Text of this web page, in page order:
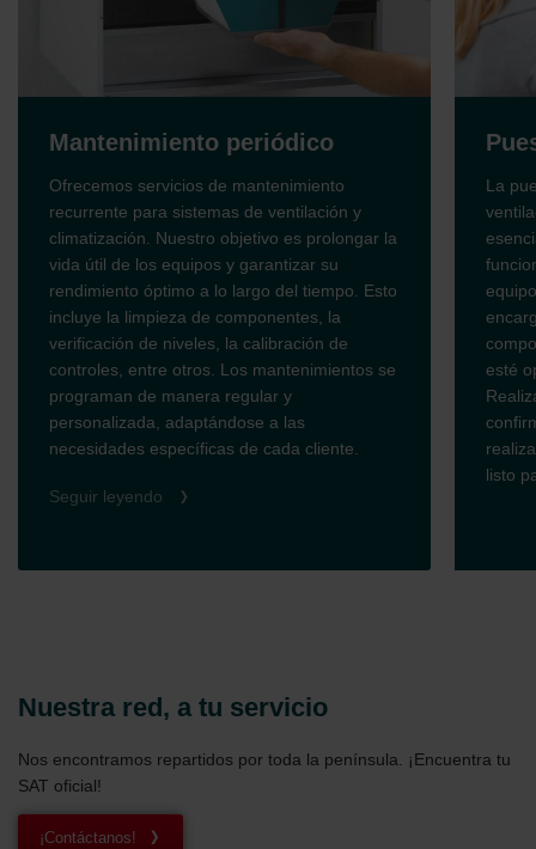
Mantenimiento periódico
Ofrecemos servicios de mantenimiento
recurrente para sistemas de ventilación y
climatización. Nuestro objetivo es prolongar la
vida útil de los equipos y garantizar su
rendimiento óptimo a lo largo del tiempo. Esto
incluye la limpieza de componentes, la
verificación de niveles, la calibración de
controles, entre otros. Los mantenimientos se
programan de manera regular y
personalizada, adaptándose a las
necesidades específicas de cada cliente.
Seguir leyendo
La
esté
listo
Nuestra red, a tu servicio
Nos encontramos repartidos por toda la península. ¡Encuentra tu
SAT oficial!
¡Contáctanos!